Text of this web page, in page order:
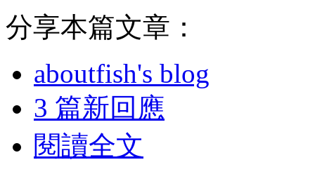
分享本篇文章：
aboutfish's blog
3 篇新回應
閱讀全文